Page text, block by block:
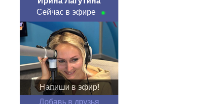
Сейчас в эфире
Напиши в эфир!
Добавь в друзья